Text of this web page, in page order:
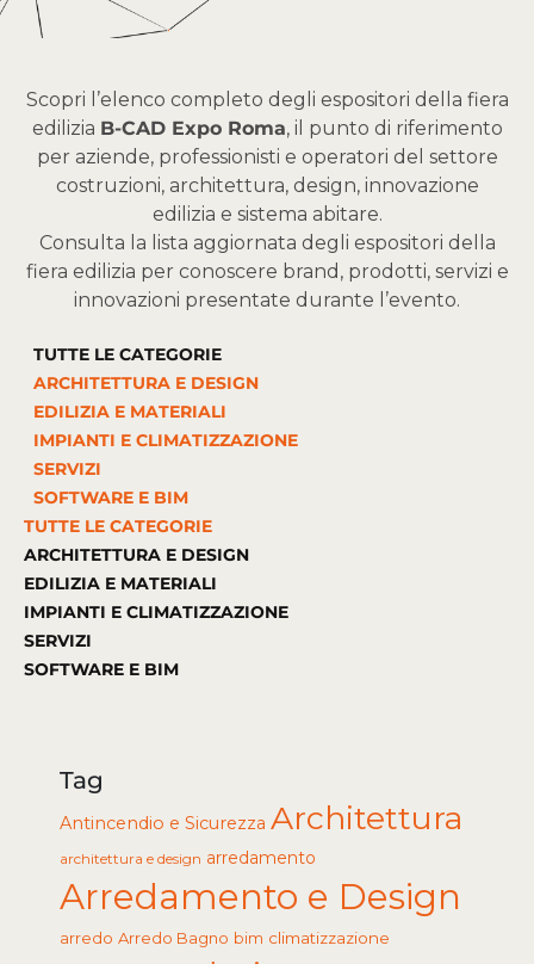
Scopri l’elenco completo degli espositori della fiera
edilizia B-CAD Expo Roma, il punto di riferimento
per aziende, professionisti e operatori del settore
costruzioni, architettura, design, innovazione
edilizia e sistema abitare.
Consulta la lista aggiornata degli espositori della
fiera edilizia per conoscere brand, prodotti, servizi e
innovazioni presentate durante l’evento.
TUTTE LE CATEGORIE
ARCHITETTURA E DESIGN
EDILIZIA E MATERIALI
IMPIANTI E CLIMATIZZAZIONE
SERVIZI
SOFTWARE E BIM
TUTTE LE CATEGORIE
ARCHITETTURA E DESIGN
EDILIZIA E MATERIALI
IMPIANTI E CLIMATIZZAZIONE
SERVIZI
SOFTWARE E BIM
Tag
Antincendio e Sicurezza Architettura
architettura e design arredamento
Arredamento e Design
arredo Arredo Bagno bim climatizzazione